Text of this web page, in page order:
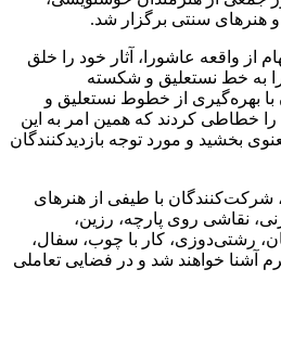
هنرهای سنتی برگزار شد.
از واقعه عاشورا، آثار خود را خلق
به خط نستعلیق و شکسته
بهره‌گیری از خطوط نستعلیق و
خطاطی کردند که همین امر به این
بخشید و مورد توجه بازدیدکنندگان
شرکت‌کنندگان با طیفی از هنرهای
نقاشی روی پارچه، رزین،
رشتی‌دوزی، کار با چوب، سفال،
آشنا خواهند شد و در فضایی تعاملی